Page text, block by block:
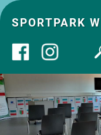
SPORTPARK
Über uns
Startseite